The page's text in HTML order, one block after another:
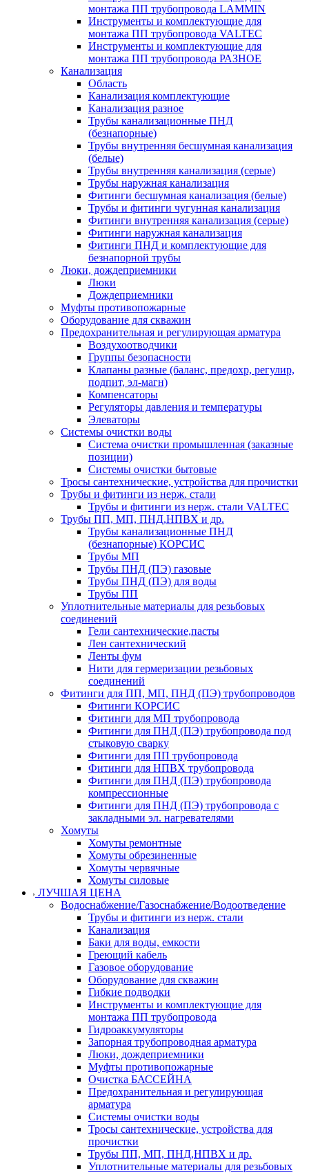
монтажа ПП трубопровода LAMMIN
Инструменты и комплектующие для
монтажа ПП трубопровода VALTEC
Инструменты и комплектующие для
монтажа ПП трубопровода РАЗНОЕ
Канализация
Область
Канализация комплектующие
Канализация разное
Трубы канализационные ПНД
(безнапорные)
Трубы внутренняя бесшумная канализация
(белые)
Трубы внутренняя канализация (серые)
Трубы наружная канализация
Фитинги бесшумная канализация (белые)
Трубы и фитинги чугунная канализация
Фитинги внутренняя канализация (серые)
Фитинги наружная канализация
Фитинги ПНД и комплектующие для
безнапорной трубы
Люки, дождеприемники
Люки
Дождеприемники
Муфты противопожарные
Оборудование для скважин
Предохранительная и регулирующая арматура
Воздухоотводчики
Группы безопасности
Клапаны разные (баланс, предохр, регулир,
подпит, эл-магн)
Компенсаторы
Регуляторы давления и температуры
Элеваторы
Системы очистки воды
Система очистки промышленная (заказные
позиции)
Системы очистки бытовые
Тросы сантехнические, устройства для прочистки
Трубы и фитинги из нерж. стали
Трубы и фитинги из нерж. стали VALTEC
Трубы ПП, МП, ПНД,НПВХ и др.
Трубы канализационные ПНД
(безнапорные) КОРСИС
Трубы МП
Трубы ПНД (ПЭ) газовые
Трубы ПНД (ПЭ) для воды
Трубы ПП
Уплотнительные материалы для резьбовых
соединений
Гели сантехнические,пасты
Лен сантехнический
Ленты фум
Нити для гермеризации резьбовых
соединений
Фитинги для ПП, МП, ПНД (ПЭ) трубопроводов
Фитинги КОРСИС
Фитинги для МП трубопровода
Фитинги для ПНД (ПЭ) трубопровода под
стыковую сварку
Фитинги для ПП трубопровода
Фитинги для НПВХ трубопровода
Фитинги для ПНД (ПЭ) трубопровода
компрессионные
Фитинги для ПНД (ПЭ) трубопровода с
закладными эл. нагревателями
Хомуты
Хомуты ремонтные
Хомуты обрезиненные
Хомуты червячные
Хомуты силовые
ЛУЧШАЯ ЦЕНА
Водоснабжение/Газоснабжение/Водоотведение
Трубы и фитинги из нерж. стали
Канализация
Баки для воды, емкости
Греющий кабель
Газовое оборудование
Оборудование для скважин
Гибкие подводки
Инструменты и комплектующие для
монтажа ПП трубопровода
Гидроаккумуляторы
Запорная трубопроводная арматура
Люки, дождеприемники
Муфты противопожарные
Очистка БАССЕЙНА
Предохранительная и регулирующая
арматура
Системы очистки воды
Тросы сантехнические, устройства для
прочистки
Трубы ПП, МП, ПНД,НПВХ и др.
Уплотнительные материалы для резьбовых